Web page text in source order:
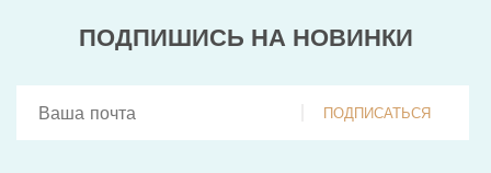
ПОДПИШИСЬ НА НОВИНКИ
ПОДПИСАТЬСЯ